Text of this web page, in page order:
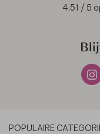
4.51 / 5
POPULAIRE